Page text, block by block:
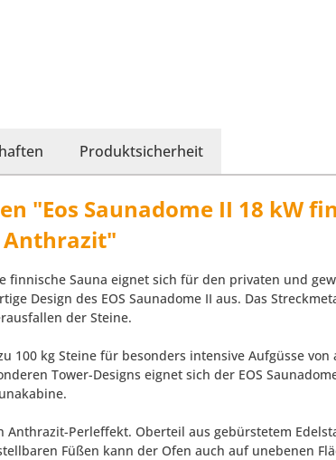
Produktsicherheit
"Eos Saunadome II 18 kW
Anthrazit"
finnische Sauna eignet sich für den privaten und
Design des EOS Saunadome II aus. Das
der Steine.
100 kg Steine für besonders intensive Aufgüsse
Tower-Designs eignet sich der EOS
Anthrazit-Perleffekt. Oberteil aus gebürstetem
Füßen kann der Ofen auch auf unebenen